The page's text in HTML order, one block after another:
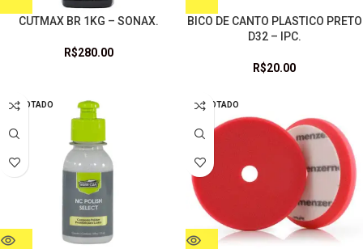
CUTMAX BR 1KG – SONAX.
R$280.00
BICO DE CANTO PLASTICO PRETO
D32 – IPC.
R$20.00
ESGOTADO ESGOTADO